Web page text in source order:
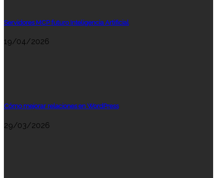
Servidores MCP futuro Inteligencia Artificial
19/04/2026
Cómo mejorar relaciones en WordPress
29/03/2026